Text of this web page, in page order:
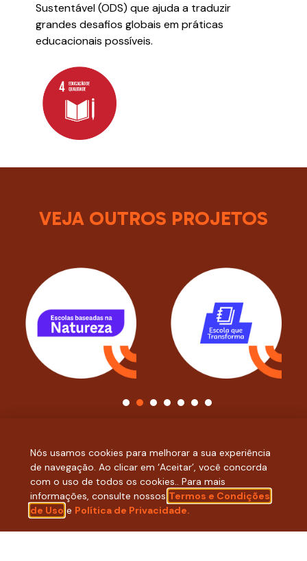
Sustentável (ODS) que ajuda a traduzir
grandes desafios globais em práticas
educacionais possíveis.
VEJA OUTROS PROJETOS
ACOMPANHE NOSSAS REDES
SOCIAIS:
Nós usamos cookies para melhorar a sua experiência
de navegação. Ao clicar em ‘Aceitar’, você concorda
com o uso de todos os cookies.. Para mais
informações, consulte nossos Termos e Condições
de Uso e Política de Privacidade.